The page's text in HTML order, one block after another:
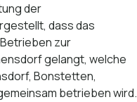
der
dass das
zur
gelangt, welche
Bonstetten,
betrieben wird.